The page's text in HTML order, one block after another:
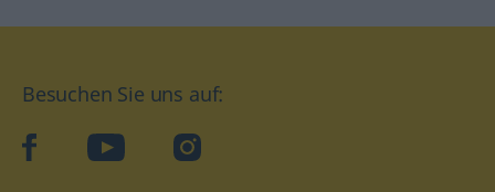
Besuchen Sie uns auf:
facebook YouTube Instagram